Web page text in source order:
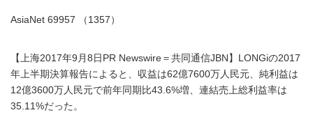
AsiaNet 69957 （1357）
【上海2017年9月8日PR Newswire＝共同通信JBN】LONGiの2017
年上半期決算報告によると、収益は62億7600万人民元、純利益は
12億3600万人民元で前年同期比43.6%増、連結売上総利益率は
35.11%だった。